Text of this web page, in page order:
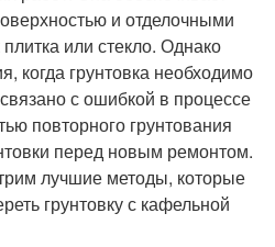
и отделочными
или стекло. Однако
когда грунтовка необходимо
с ошибкой в процессе
повторного грунтования
перед новым ремонтом.
лучшие методы, которые
грунтовку с кафельной